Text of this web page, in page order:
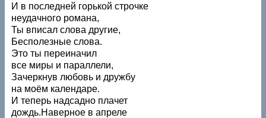
И в последней горькой строчке
неудачного романа,
Ты вписал слова другие,
Бесполезные слова.
Это ты переиначил
все миры и параллели,
Зачеркнув любовь и дружбу
на моём календаре.
И теперь надсадно плачет
дождь.Наверное в апреле